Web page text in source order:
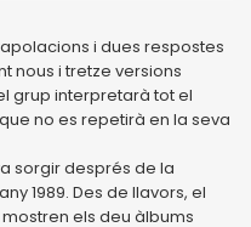
i dues respostes
nous i tretze versions
grup interpretarà tot el
no es repetirà en la seva
sorgir després de la
1989. Des de llavors, el
els deu àlbums